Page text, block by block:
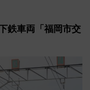
鉄車両「福岡市交